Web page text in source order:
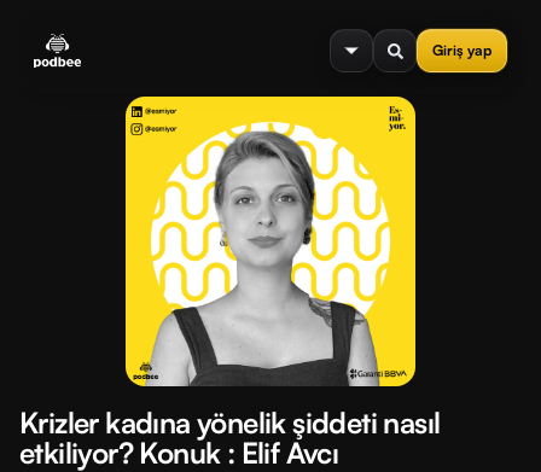
Giriş yap
menu
Krizler kadına yönelik şiddeti nasıl
etkiliyor? Konuk : Elif Avcı